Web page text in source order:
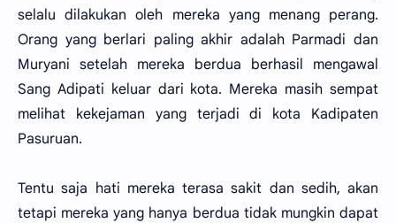
selalu dilakukan oleh mereka yang menang perang.
Orang yang berlari paling akhir adalah Parmadi dan
Muryani setelah mereka berdua berhasil mengawal
Sang Adipati keluar dari kota. Mereka masih sempat
melihat kekejaman yang terjadi di kota Kadipaten
Pasuruan.
Tentu saja hati mereka terasa sakit dan sedih, akan
tetapi mereka yang hanya berdua tidak mungkin dapat